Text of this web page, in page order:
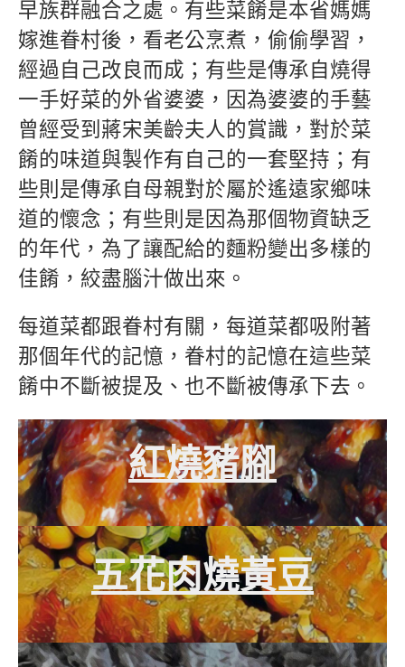
早族群融合之處。有些菜餚是本省媽媽
嫁進眷村後，看老公烹煮，偷偷學習，
經過自己改良而成；有些是傳承自燒得
一手好菜的外省婆婆，因為婆婆的手藝
曾經受到蔣宋美齡夫人的賞識，對於菜
餚的味道與製作有自己的一套堅持；有
些則是傳承自母親對於屬於遙遠家鄉味
道的懷念；有些則是因為那個物資缺乏
的年代，為了讓配給的麵粉變出多樣的
佳餚，絞盡腦汁做出來。
每道菜都跟眷村有關，每道菜都吸附著
那個年代的記憶，眷村的記憶在這些菜
餚中不斷被提及、也不斷被傳承下去。
紅燒豬腳
五花肉燒黃豆